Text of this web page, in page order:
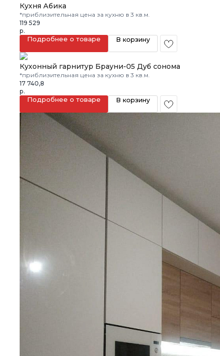
Кухня Абика
*приблизительная цена за кухню в 3 кв.м.
119 529
р.
Подробнее о товаре В корзину
Кухонный гарнитур Брауни-05 Дуб сонома
*приблизительная цена за кухню в 3 кв.м.
17 740,8
р.
Подробнее о товаре В корзину